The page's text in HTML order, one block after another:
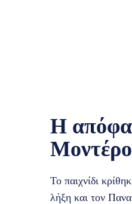
Η
Μοντέρο
Το παιχνίδι
λήξη και τον